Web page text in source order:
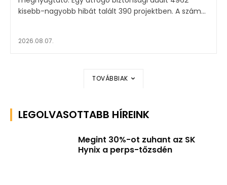
kisebb-nagyobb hibát talált 390 projektben. A szám...
2026.08.07.
TOVÁBBIAK
LEGOLVASOTTABB HÍREINK
Megint 30%-ot zuhant az SK
Hynix a perps-tőzsdén